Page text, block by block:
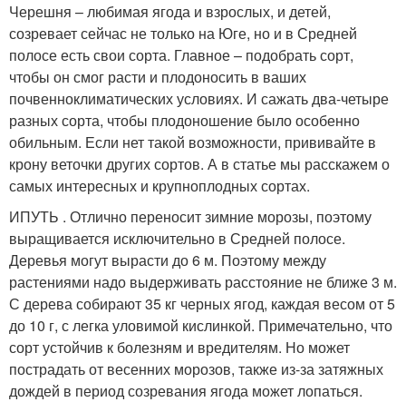
Черешня – любимая ягода и взрослых, и детей,
созревает сейчас не только на Юге, но и в Средней
полосе есть свои сорта. Главное – подобрать сорт,
чтобы он смог расти и плодоносить в ваших
почвенноклиматических условиях. И сажать два-четыре
разных сорта, чтобы плодоношение было особенно
обильным. Если нет такой возможности, прививайте в
крону веточки других сортов. А в статье мы расскажем о
самых интересных и крупноплодных сортах.
ИПУТЬ . Отлично переносит зимние морозы, поэтому
выращивается исключительно в Средней полосе.
Деревья могут вырасти до 6 м. Поэтому между
растениями надо выдерживать расстояние не ближе 3 м.
С дерева собирают 35 кг черных ягод, каждая весом от 5
до 10 г, с легка уловимой кислинкой. Примечательно, что
сорт устойчив к болезням и вредителям. Но может
пострадать от весенних морозов, также из-за затяжных
дождей в период созревания ягода может лопаться.